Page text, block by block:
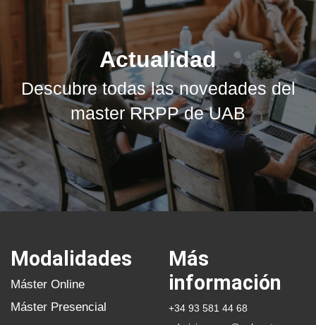
Actualidad
Descubre todas las novedades del
master RRPP de UAB
Modalidades
Máster Online
Máster Presencial
Más
información
+34 93 581 44 68